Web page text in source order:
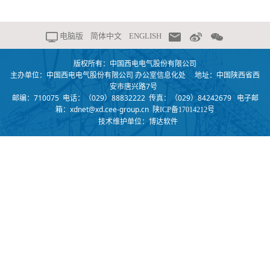
电脑版 简体中文 ENGLISH
版权所有：中国西电电气股份有限公司
主办单位：中国西电电气股份有限公司 办公室信息化处 地址：中国陕西省西
安市唐兴路7号
邮编：710075 电话：（029）88832222 传真：（029）84242679 电子邮
箱：xdnet@xd.cee-group.cn 陕ICP备17014212号
技术维护单位：博达软件